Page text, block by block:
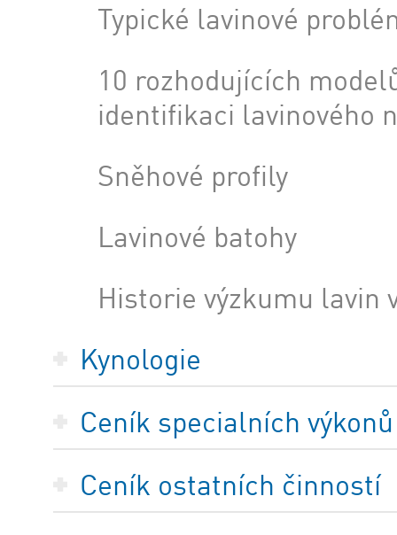
Typické lavinové
10 rozhodujících
identifikaci lavinového
Sněhové profily
Lavinové batohy
Historie výzkumu lavin
Kynologie
Ceník specialních výkonů
Ceník ostatních činností